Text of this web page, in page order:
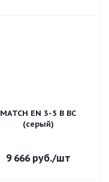
MATCH EN 3-5 B BC
(серый)
9 666руб./шт